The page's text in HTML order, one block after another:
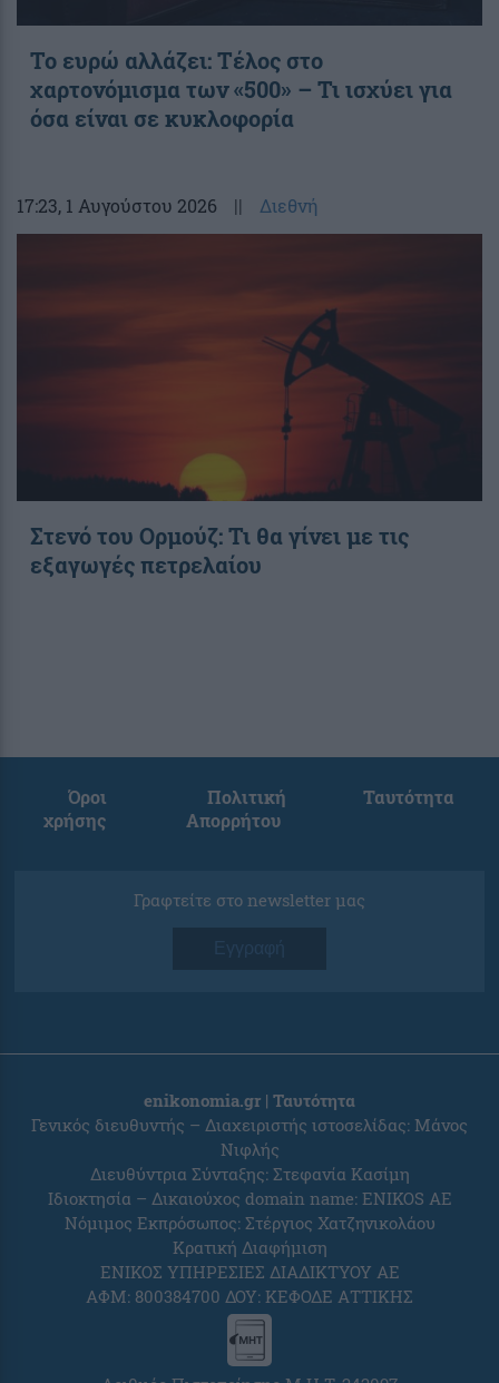
Το ευρώ αλλάζει: Τέλος στο
χαρτονόμισμα των «500» – Τι ισχύει για
όσα είναι σε κυκλοφορία
17:23, 1 Αυγούστου 2026 || Διεθνή
Στενό του Ορμούζ: Τι θα γίνει με τις
εξαγωγές πετρελαίου
Όροι
χρήσης
Πολιτική
Απορρήτου
Ταυτότητα
Γραφτείτε στο newsletter μας
Εγγραφή
enikonomia.gr | Ταυτότητα
Γενικός διευθυντής – Διαχειριστής ιστοσελίδας: Μάνος
Νιφλής
Διευθύντρια Σύνταξης: Στεφανία Κασίμη
Ιδιοκτησία – Δικαιούχος domain name: ENIKOS AE
Νόμιμος Εκπρόσωπος: Στέργιος Χατζηνικολάου
Κρατική Διαφήμιση
ΕΝΙΚΟΣ ΥΠΗΡΕΣΙΕΣ ΔΙΑΔΙΚΤΥΟΥ ΑΕ
ΑΦΜ: 800384700 ΔΟΥ: ΚΕΦΟΔΕ ΑΤΤΙΚΗΣ